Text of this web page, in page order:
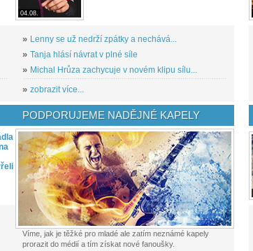
04.08.
» Lenny se už nedrží zpátky a nechává...
» Tanja hlásí návrat v plné síle
» Michal Hrůza zachycuje v novém klipu sílu...
» zobrazit více...
PODPORUJEME NADĚJNÉ KAPELY
Víme, jak je těžké pro mladé ale zatím neznámé kapely
prorazit do médií a tím získat nové fanoušky.